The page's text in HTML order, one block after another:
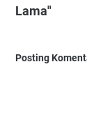
Lama"
Posting